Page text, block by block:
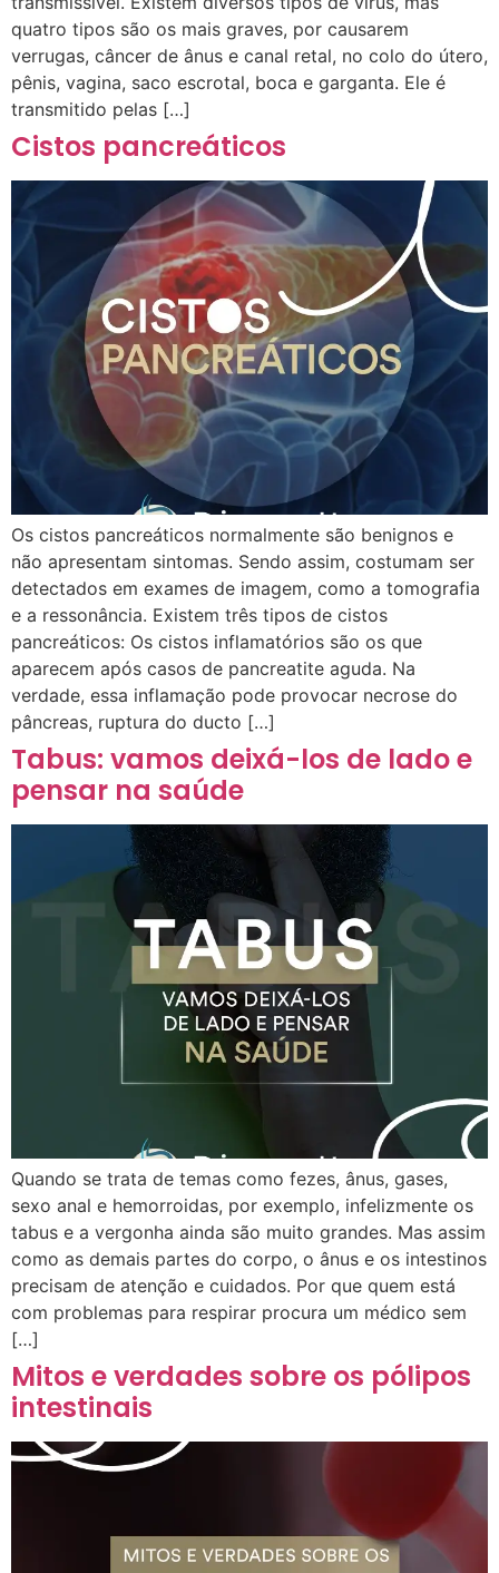
quatro tipos são os mais graves, por causarem
verrugas, câncer de ânus e canal retal, no colo do útero,
pênis, vagina, saco escrotal, boca e garganta. Ele é
transmitido pelas […]
Cistos pancreáticos
Os cistos pancreáticos normalmente são benignos e
não apresentam sintomas. Sendo assim, costumam ser
detectados em exames de imagem, como a tomografia
e a ressonância. Existem três tipos de cistos
pancreáticos: Os cistos inflamatórios são os que
aparecem após casos de pancreatite aguda. Na
verdade, essa inflamação pode provocar necrose do
pâncreas, ruptura do ducto […]
Tabus: vamos deixá-los de lado e
pensar na saúde
Quando se trata de temas como fezes, ânus, gases,
sexo anal e hemorroidas, por exemplo, infelizmente os
tabus e a vergonha ainda são muito grandes. Mas assim
como as demais partes do corpo, o ânus e os intestinos
precisam de atenção e cuidados. Por que quem está
com problemas para respirar procura um médico sem
[…]
Mitos e verdades sobre os pólipos
intestinais